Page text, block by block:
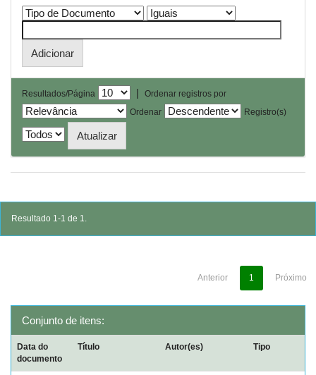
Resultados/Página |
Ordenar registros por
Ordenar
Registro(s)
Resultado 1-1 de 1.
Anterior 1 Próximo
Conjunto de itens:
Data do
documento
Título Autor(es) Tipo